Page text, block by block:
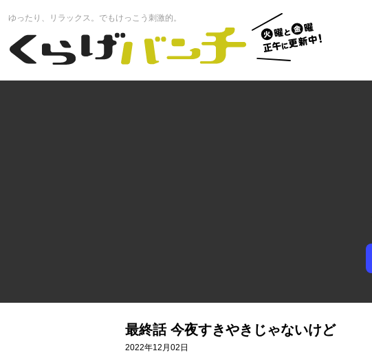
くらげバンチ
火曜と金
曜正午に
更新中！
ゆったり、リラックス。でもけっこう刺激的。
最終話 今夜すきやきじゃないけど
2022年12月02日